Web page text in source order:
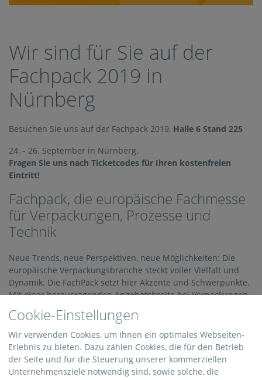
Wir sind für Sie auf der
Fachpack 2019 in
Nürnberg
Besuchen Sie uns auf der Fachpack 2019, Halle 6 Stand 225
24. - 26. September in Nürnberg.
Fragen Sie uns nach Ticketcodes für Ihren kostenfreien
Eintritt!
Fachpack, die europäische Fachmesse
für Verpackungen, Prozesse und
Technik
Neue Trends, neue Perspektiven, neue Möglichkeiten: Die
europäische Verpackungsbranche steckt voller Vielfalt und
Dynamik. Die FachPack setzt hier Akzente und Schwerpunkte.
Mit einer herausragenden Angebotsbreite bei Verpackungen,
beeindruckenden Angebotstiefe bei der Verpackungs- und
Kennzeichnungstechnik, der Intra- und Verpackungslogistik,
bei Verpackungen aus allen relevanten
Verpackungsmaterialien, PrintPack, dem Verpackungsdruck
und der Veredelung von Verpackungen.
Cookie-Einstellungen
Wir verwenden Cookies, um Ihnen ein optimales Webseiten-
Erlebnis zu bieten. Dazu zählen Cookies, die für den Betrieb
der Seite und für die Steuerung unserer kommerziellen
Unternehmensziele notwendig sind, sowie solche, die